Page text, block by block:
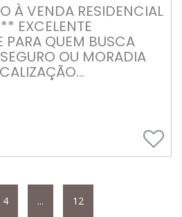
À VENDA RESIDENCIAL
EXCELENTE
PARA QUEM BUSCA
OU MORADIA
4 ... 12